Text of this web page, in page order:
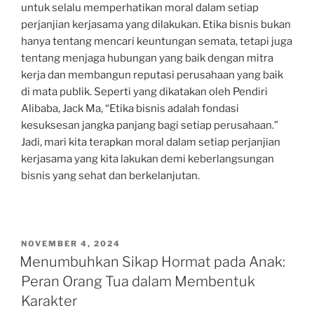
untuk selalu memperhatikan moral dalam setiap
perjanjian kerjasama yang dilakukan. Etika bisnis bukan
hanya tentang mencari keuntungan semata, tetapi juga
tentang menjaga hubungan yang baik dengan mitra
kerja dan membangun reputasi perusahaan yang baik
di mata publik. Seperti yang dikatakan oleh Pendiri
Alibaba, Jack Ma, “Etika bisnis adalah fondasi
kesuksesan jangka panjang bagi setiap perusahaan.”
Jadi, mari kita terapkan moral dalam setiap perjanjian
kerjasama yang kita lakukan demi keberlangsungan
bisnis yang sehat dan berkelanjutan.
POSTED
ON
NOVEMBER 4, 2024
Menumbuhkan Sikap Hormat pada Anak:
Peran Orang Tua dalam Membentuk
Karakter